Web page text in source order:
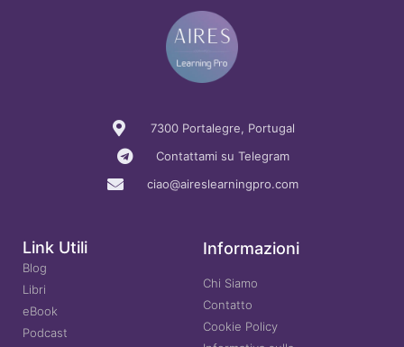
7300 Portalegre, Portugal
Contattami su Telegram
ciao@aireslearningpro.com
Link Utili
Blog
Libri
eBook
Podcast
Informazioni
Chi Siamo
Contatto
Cookie Policy